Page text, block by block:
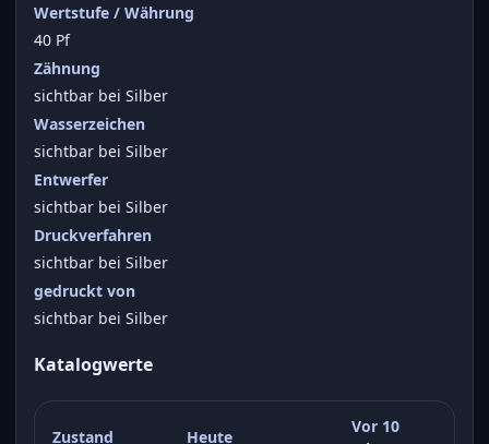
Wertstufe / Währung
40 Pf
Zähnung
sichtbar bei Silber
Wasserzeichen
sichtbar bei Silber
Entwerfer
sichtbar bei Silber
Druckverfahren
sichtbar bei Silber
gedruckt von
sichtbar bei Silber
Katalogwerte
Zustand Heute
Vor 10